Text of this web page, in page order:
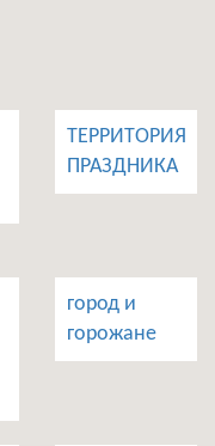
ТЕРРИТОРИЯ
ПРАЗДНИКА
город и
горожане